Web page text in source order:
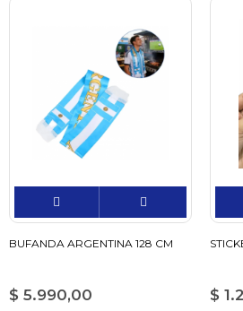
BUFANDA ARGENTINA 128 CM
$ 5.990,00 $